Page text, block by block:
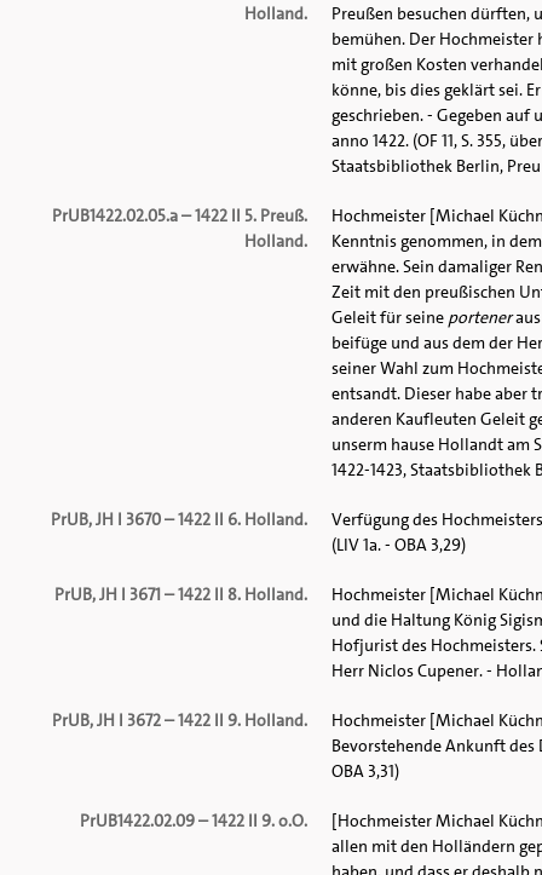
Holland.
Preußen besuchen dürften,
bemühen. Der Hochmeister
mit großen Kosten
könne, bis dies geklärt sei.
geschrieben. - Gegeben auf
anno 1422. (OF 11, S. 355,
Staatsbibliothek Berlin,
PrUB1422.02.05.a – 1422 II 5. Preuß.
Holland.
Hochmeister [Michael
Kenntnis genommen, in
erwähne. Sein damaliger
Zeit mit den preußischen
Geleit für seine porteneraus
beifüge und aus dem der
seiner Wahl zum
entsandt. Dieser habe aber
anderen Kaufleuten Geleit
unserm hause Hollandt am
1422-1423, Staatsbibliothek
PrUB, JH I 3670 – 1422 II 6. Holland.
Verfügung des
(LIV 1a. - OBA 3,29)
PrUB, JH I 3671 – 1422 II 8. Holland.
Hochmeister [Michael
und die Haltung König
Hofjurist des Hochmeisters.
Herr Niclos Cupener. -
PrUB, JH I 3672 – 1422 II 9. Holland.
Hochmeister [Michael
Bevorstehende Ankunft des
OBA 3,31)
PrUB1422.02.09 – 1422 II 9. o.O.
[Hochmeister Michael
allen mit den Holländern